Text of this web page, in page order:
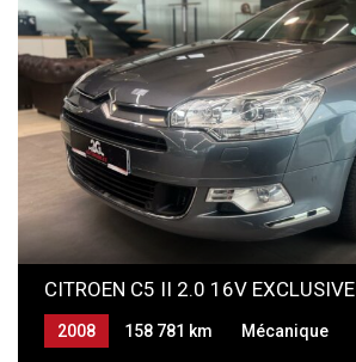
CITROEN C5 II 2.0 16V EXCLUSIVE
2008 158 781 km Mécanique